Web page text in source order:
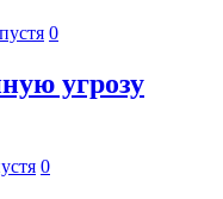
0
угрозу
0